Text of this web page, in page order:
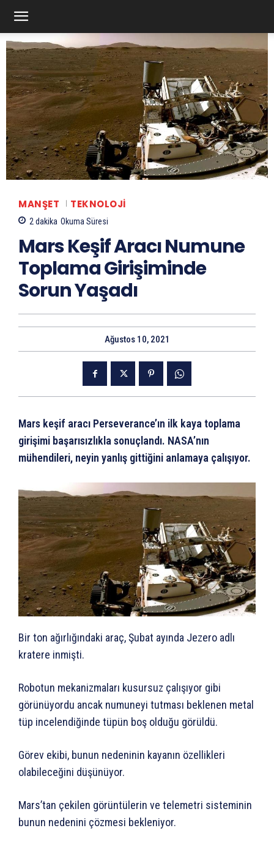
MANŞET TEKNOLOJI
2dakika Okuma Süresi
Mars Keşif Aracı Numune
Toplama Girişiminde
Sorun Yaşadı
Ağustos 10, 2021
Mars keşif aracı Perseverance’ın ilk kaya toplama
girişimi başarısızlıkla sonuçlandı. NASA’nın
mühendileri, neyin yanlış gittiğini anlamaya çalışıyor.
Bir ton ağırlığındaki araç, Şubat ayında Jezero adlı
kratere inmişti.
Robotun mekanizmaları kusursuz çalışıyor gibi
görünüyordu ancak numuneyi tutması beklenen metal
tüp incelendiğinde tüpün boş olduğu görüldü.
Görev ekibi, bunun nedeninin kayanın özellikleri
olabileceğini düşünüyor.
Mars’tan çekilen görüntülerin ve telemetri sisteminin
bunun nedenini çözmesi bekleniyor.